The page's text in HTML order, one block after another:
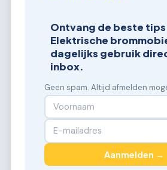
Ontvang de beste
Elektrische
dagelijks gebruik
inbox.
Geen spam. Altijd afmelden
Aanmelden →